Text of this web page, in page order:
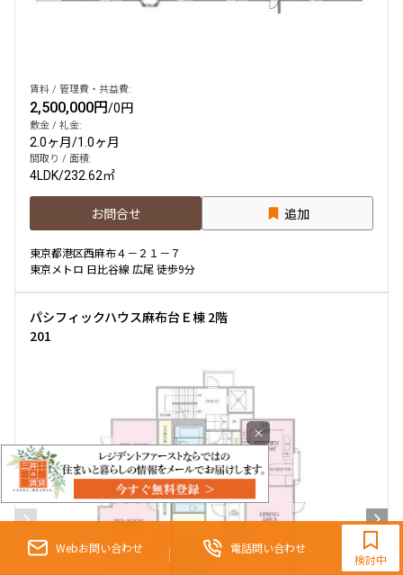
Webお問い合わせ 電話問い合わせ
0120-321-856
9:30~18:00（水曜定休）
検討中
賃料 / 管理費・共益費:
2,500,000円/0円
敷金 / 礼金:
2.0ヶ月/1.0ヶ月
間取り / 面積:
4LDK/232.62㎡
お問合せ 追加
東京都港区西麻布４－２１－７
東京メトロ 日比谷線 広尾 徒歩9分
パシフィックハウス麻布台Ｅ棟 2階
201
×